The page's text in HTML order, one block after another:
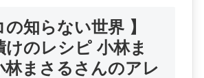
の知らない世界 】
けのレシピ 小林ま
林まさるさんのアレ